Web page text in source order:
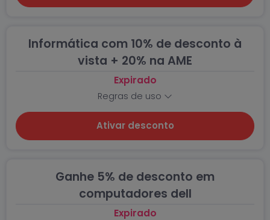
Informática com 10% de desconto à
vista + 20% na AME
Expirado
Regras de uso
Ativar desconto
Ganhe 5% de desconto em
computadores dell
Expirado